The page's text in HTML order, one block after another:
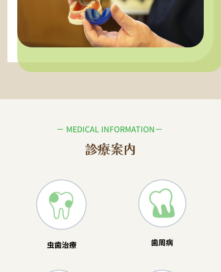
－ MEDICAL INFORMATION－
診療案内
虫歯治療 歯周病